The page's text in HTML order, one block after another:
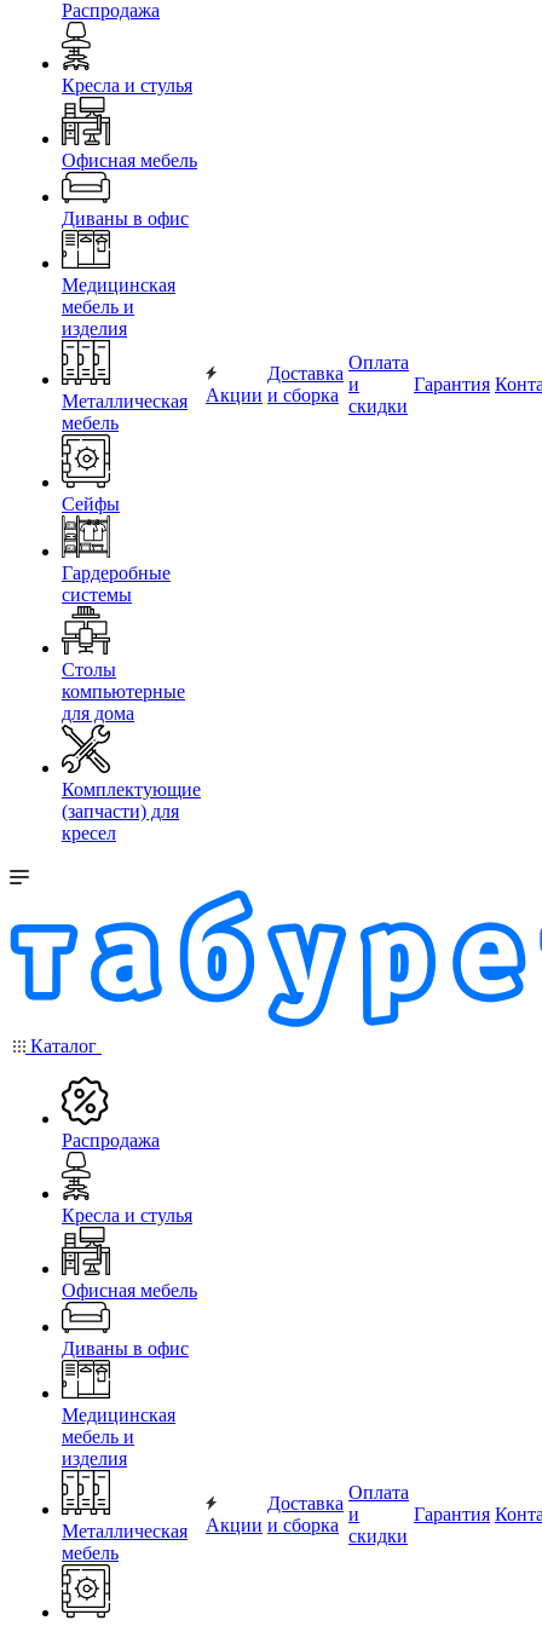
Распродажа
Кресла и стулья
Офисная мебель
Диваны в офис
Медицинская
мебель и
изделия
Металлическая
мебель
Сейфы
Гардеробные
системы
Столы
компьютерные
для дома
Комплектующие
(запчасти) для
кресел
Акции
Доставка
и сборка
Оплата
и
скидки
Гарантия
Каталог
Распродажа
Кресла и стулья
Офисная мебель
Диваны в офис
Медицинская
мебель и
изделия
Металлическая
мебель
Акции
Доставка
и сборка
Оплата
и
скидки
Гарантия